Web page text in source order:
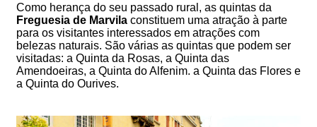
Como herança do seu passado rural, as quintas da
Freguesia de Marvila constituem uma atração à parte
para os visitantes interessados em atrações com
belezas naturais. São várias as quintas que podem ser
visitadas: a Quinta da Rosas, a Quinta das
Amendoeiras, a Quinta do Alfenim. a Quinta das Flores e
a Quinta do Ourives.